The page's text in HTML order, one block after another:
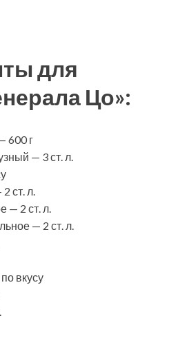
для
Цо»:
600 г
— 3 ст. л.
ст. л.
— 2 ст. л.
— 2 ст. л.
вкусу